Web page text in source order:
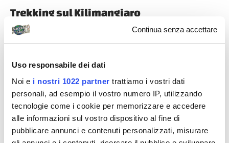
Continua senza accettare
Uso responsabile dei dati
Noi e i nostri 1022 partner trattiamo i vostri dati
personali, ad esempio il vostro numero IP, utilizzando
tecnologie come i cookie per memorizzare e accedere
alle informazioni sul vostro dispositivo al fine di
pubblicare annunci e contenuti personalizzati, misurare
Trekking sul Kilimangiaro
Domenica 22 Luglio La nostra avventura inizia
domenica 22 luglio al Machame Gate (1.800 mt), uno
Diari di viaggio